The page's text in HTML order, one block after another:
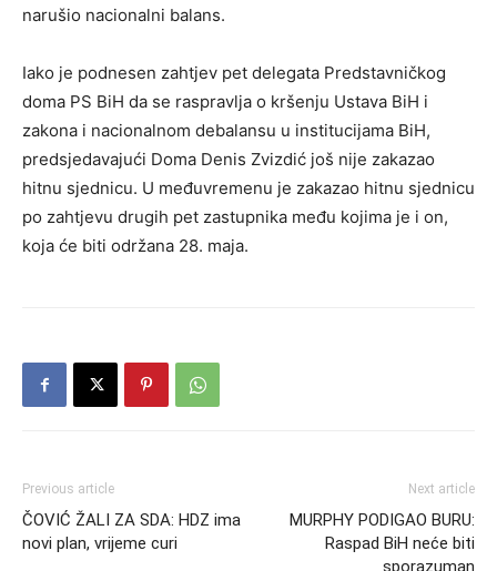
narušio nacionalni balans.
Iako je podnesen zahtjev pet delegata Predstavničkog
doma PS BiH da se raspravlja o kršenju Ustava BiH i
zakona i nacionalnom debalansu u institucijama BiH,
predsjedavajući Doma Denis Zvizdić još nije zakazao
hitnu sjednicu. U međuvremenu je zakazao hitnu sjednicu
po zahtjevu drugih pet zastupnika među kojima je i on,
koja će biti održana 28. maja.
Previous article
ČOVIĆ ŽALI ZA SDA: HDZ ima
novi plan, vrijeme curi
Next article
MURPHY PODIGAO BURU:
Raspad BiH neće biti
sporazuman